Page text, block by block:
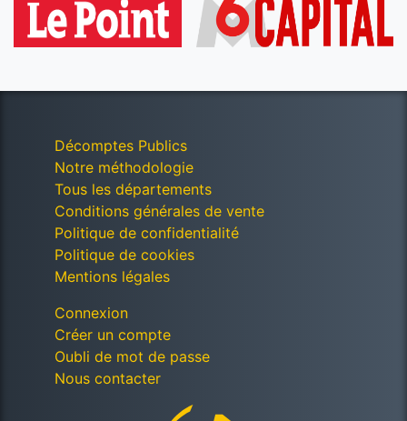
Décomptes Publics
Notre méthodologie
Tous les départements
Conditions générales de vente
Politique de confidentialité
Politique de cookies
Mentions légales
Connexion
Créer un compte
Oubli de mot de passe
Nous contacter